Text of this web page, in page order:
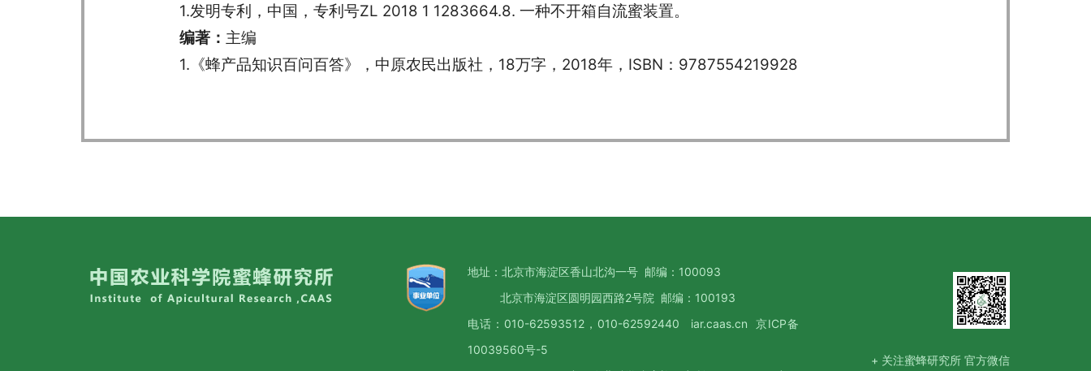
1.发明专利，中国，专利号ZL 2018 1 1283664.8. 一种不开箱自流蜜装置。
编著： 主编
1.《蜂产品知识百问百答》，中原农民出版社，18万字，2018年，ISBN：9787554219928
地址：北京市海淀区香山北沟一号 邮编：100093
北京市海淀区圆明园西路2号院 邮编：100193
电话：010-62593512，010-62592440 iar.caas.cn
京ICP备
10039560号-5
+ 关注蜜蜂研究所 官方微信